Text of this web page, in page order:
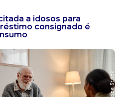
a idosos para
consignado é